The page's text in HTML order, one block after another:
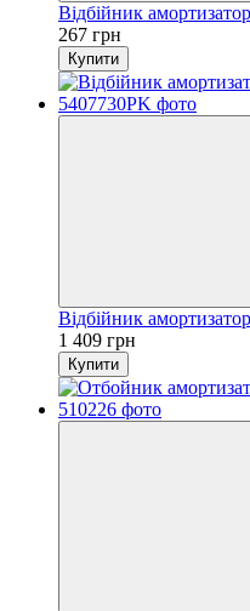
Відбійник
267 грн
Купити
Відбійник
1 409 грн
Купити